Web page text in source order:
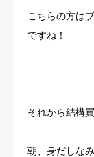
こちらの方は
ですね！
それから結構
朝、身だしな